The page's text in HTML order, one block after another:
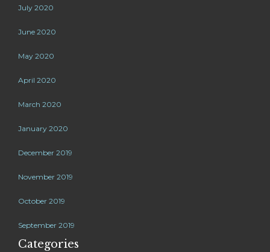
July 2020
June 2020
May 2020
April 2020
March 2020
January 2020
December 2019
November 2019
October 2019
September 2019
Categories